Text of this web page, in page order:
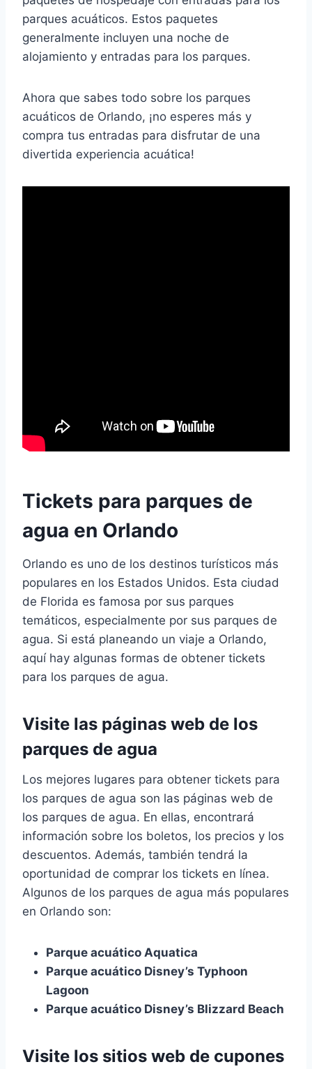
parques acuáticos. Estos paquetes
generalmente incluyen una noche de
alojamiento y entradas para los parques.
Ahora que sabes todo sobre los parques
acuáticos de Orlando, ¡no esperes más y
compra tus entradas para disfrutar de una
divertida experiencia acuática!
Tickets para parques de
agua en Orlando
Orlando es uno de los destinos turísticos más
populares en los Estados Unidos. Esta ciudad
de Florida es famosa por sus parques
temáticos, especialmente por sus parques de
agua. Si está planeando un viaje a Orlando,
aquí hay algunas formas de obtener tickets
para los parques de agua.
Visite las páginas web de los
parques de agua
Los mejores lugares para obtener tickets para
los parques de agua son las páginas web de
los parques de agua. En ellas, encontrará
información sobre los boletos, los precios y los
descuentos. Además, también tendrá la
oportunidad de comprar los tickets en línea.
Algunos de los parques de agua más populares
en Orlando son:
Parque acuático Aquatica
Parque acuático Disney’s Typhoon
Lagoon
Parque acuático Disney’s Blizzard Beach
Visite los sitios web de cupones